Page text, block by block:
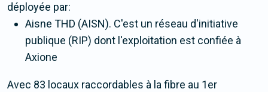
déployée par:
Aisne THD (AISN). C'est un réseau d'initiative
publique (RIP) dont l'exploitation est confiée à
Axione
Avec 83 locaux raccordables à la fibre au 1er